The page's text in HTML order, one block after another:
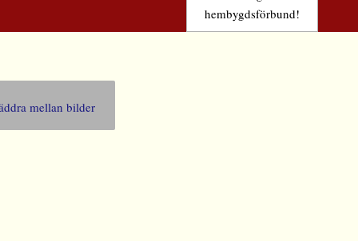
hembygdsförbund!
mellan bilder